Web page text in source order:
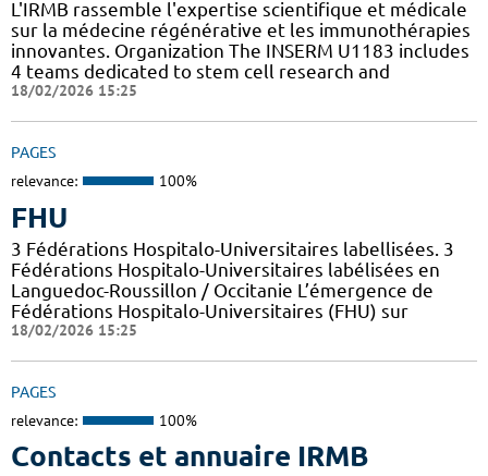
L'IRMB rassemble l'expertise scientifique et médicale
sur la médecine régénérative et les immunothérapies
innovantes. Organization The INSERM U1183 includes
4 teams dedicated to stem cell research and
18/02/2026 15:25
PAGES
relevance: 100%
FHU
3 Fédérations Hospitalo-Universitaires labellisées. 3
Fédérations Hospitalo-Universitaires labélisées en
Languedoc-Roussillon / Occitanie L’émergence de
Fédérations Hospitalo-Universitaires (FHU) sur
18/02/2026 15:25
PAGES
relevance: 100%
Contacts et annuaire IRMB